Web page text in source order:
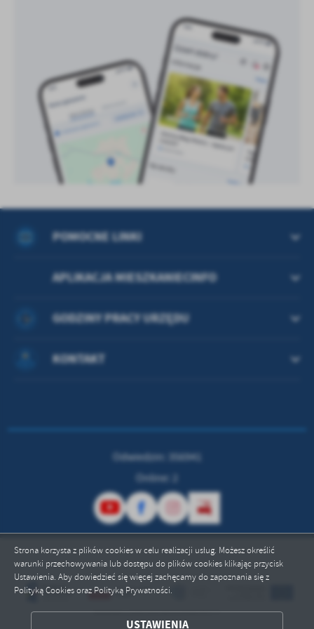
Strona korzysta z plików cookies w celu realizacji usług. Możesz określić
warunki przechowywania lub dostępu do plików cookies klikając przycisk
Ustawienia. Aby dowiedzieć się więcej zachęcamy do zapoznania się z
Polityką Cookies oraz Polityką Prywatności.
USTAWIENIA
ZAPISZ WYBRANE
POMOCNE LINKI
APLIKACJA MIESZKANIECINFO
GODZINY PRACY URZĘDU
KONTAKT
Odwiedzin: 356941
Online: 2